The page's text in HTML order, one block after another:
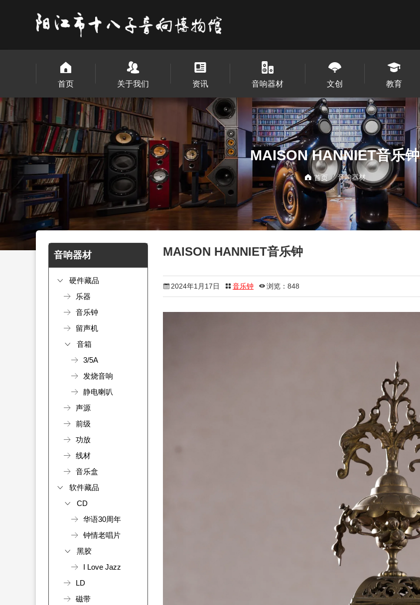
首页 关于我们 资讯 音响器材 文创 教育
MAISON HANNIET音乐钟
首页 音响器材
音响器材
硬件藏品
乐器
音乐钟
留声机
音箱
3/5A
发烧音响
静电喇叭
声源
前级
功放
线材
音乐盒
软件藏品
CD
华语30周年
钟情老唱片
黑胶
I Love Jazz
LD
磁带
MAISON HANNIET音乐钟
2024年1月17日 音乐钟 浏览：848